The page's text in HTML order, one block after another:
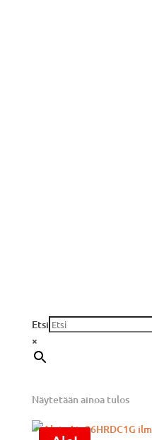
Etsi
×
Näytetään ainoa tulos